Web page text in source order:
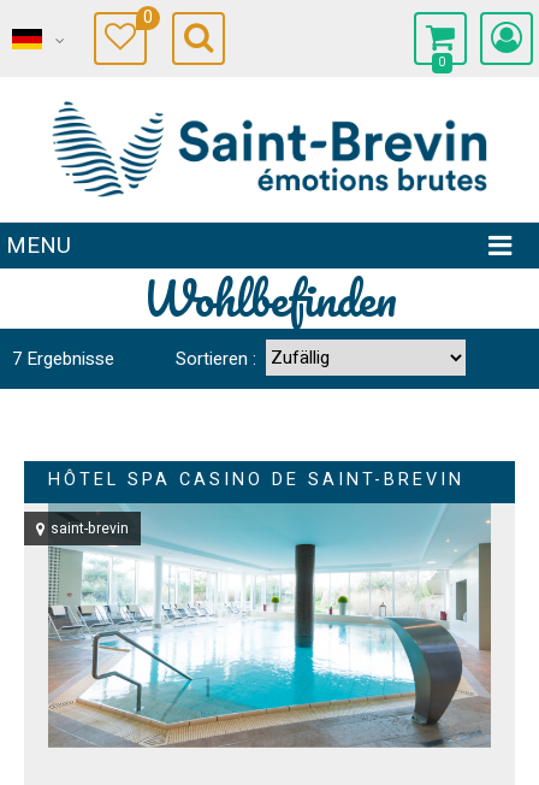
0
0
MENU
Wohlbefinden
7 Ergebnisse Sortieren :
HÔTEL SPA CASINO DE SAINT-BREVIN
saint-brevin